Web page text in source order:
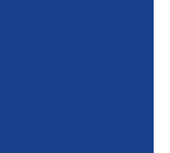
jsou
pro